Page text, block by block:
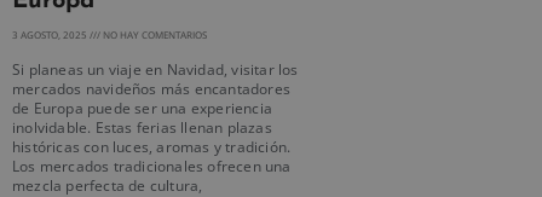
3 AGOSTO, 2025 NO HAY COMENTARIOS
Si planeas un viaje en Navidad, visitar los
mercados navideños más encantadores
de Europa puede ser una experiencia
inolvidable. Estas ferias llenan plazas
históricas con luces, aromas y tradición.
Los mercados tradicionales ofrecen una
mezcla perfecta de cultura,